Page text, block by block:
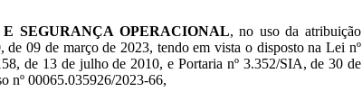
SEGURANÇA OPERACIONAL, no uso da atribuição
09 de março de 2023, tendo em vista o disposto na Lei nº
de 13 de julho de 2010, e Portaria nº 3.352/SIA, de 30 de
nº 00065.035926/2023-66,